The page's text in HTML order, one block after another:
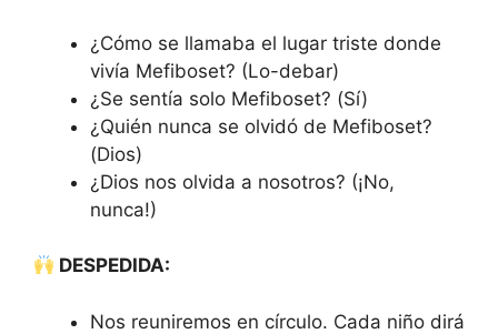
¿Cómo se llamaba el lugar triste donde
vivía Mefiboset? (Lo-debar)
¿Se sentía solo Mefiboset? (Sí)
¿Quién nunca se olvidó de Mefiboset?
(Dios)
¿Dios nos olvida a nosotros? (¡No,
nunca!)
DESPEDIDA:
Nos reuniremos en círculo. Cada niño dirá